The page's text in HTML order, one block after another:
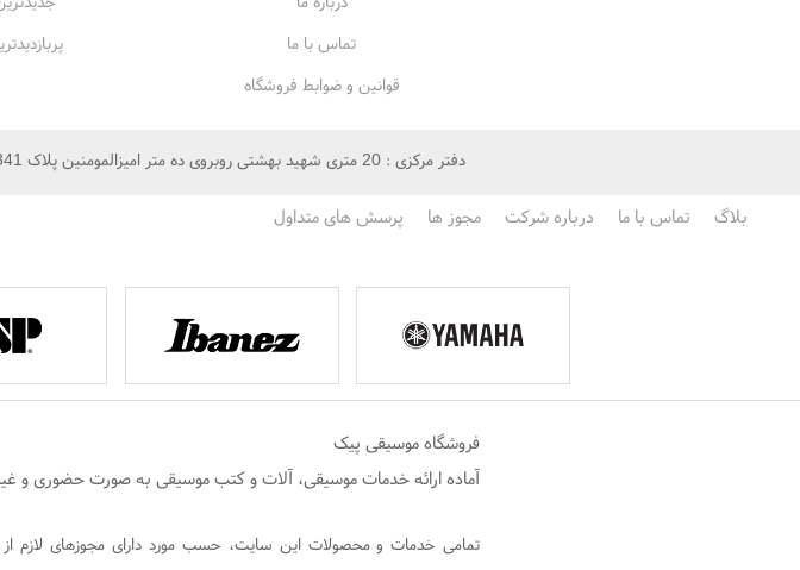
تماس با ما
قوانین و ضوابط فروشگاه
دفتر مرکزی : 20 متری شهید بهشتی روبروی ده متر امیزالمومنین پلاک 341(زیرزمین)
بلاگ تماس با ما درباره شرکت مجوز ها پرسش های متداول
فروشگاه موسیقی پیک
آماده ارائه خدمات موسیقی، آلات و کتب موسیقی به صورت حضوری و
تمامی خدمات و محصولات این سایت، حسب مورد دارای مجوزهای لازم